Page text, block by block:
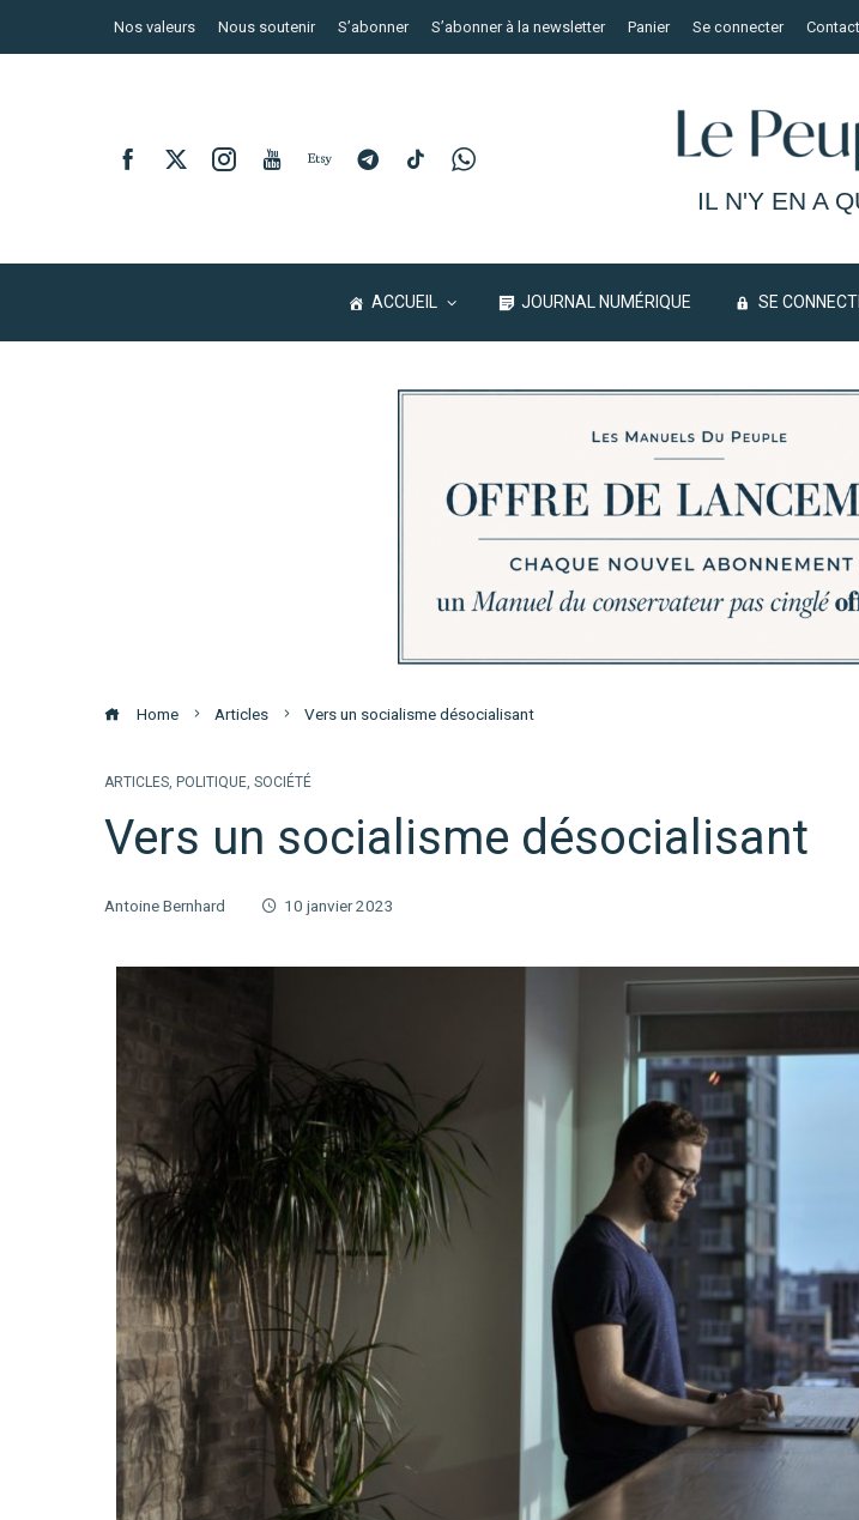
Nos valeurs Nous soutenir S’abonner S’abonner à la newsletter Panier Se connecter Contact
IL N'Y EN A
ACCUEIL JOURNAL NUMÉRIQUE SE
Home Articles Vers un socialisme désocialisant
ARTICLES, POLITIQUE, SOCIÉTÉ
Vers un socialisme désocialisant
Antoine Bernhard 10 janvier 2023